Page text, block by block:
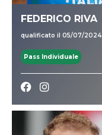
FEDERICO RIVA
qualificato il 05/07/2024
Pass Individuale